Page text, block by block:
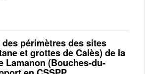
périmètres des sites
et grottes de Calès) de la
Lamanon (Bouches-du-